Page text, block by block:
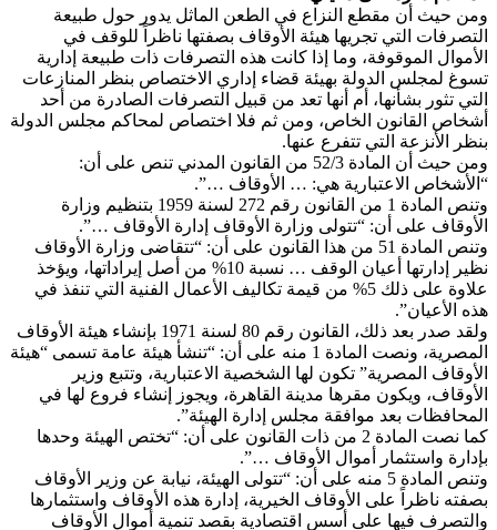
ومن حيث أن مقطع النزاع في الطعن الماثل يدور حول طبيعة
التصرفات التي تجريها هيئة الأوقاف بصفتها ناظراً للوقف في
الأموال الموقوفة، وما إذا كانت هذه التصرفات ذات طبيعة إدارية
تسوغ لمجلس الدولة بهيئة قضاء إداري الاختصاص بنظر المنازعات
التي تثور بشأنها، أم أنها تعد من قبيل التصرفات الصادرة من أحد
أشخاص القانون الخاص، ومن ثم فلا اختصاص لمحاكم مجلس الدولة
بنظر الأنزعة التي تتفرع عنها.
ومن حيث أن المادة 52/3 من القانون المدني تنص على أن:
“الأشخاص الاعتبارية هي: … الأوقاف …”.
وتنص المادة 1 من القانون رقم 272 لسنة 1959 بتنظيم وزارة
الأوقاف على أن: “تتولى وزارة الأوقاف إدارة الأوقاف …”.
وتنص المادة 51 من هذا القانون على أن: “تتقاضى وزارة الأوقاف
نظير إدارتها أعيان الوقف … نسبة 10% من أصل إيراداتها، ويؤخذ
علاوة على ذلك 5% من قيمة تكاليف الأعمال الفنية التي تنفذ في
هذه الأعيان”.
ولقد صدر بعد ذلك، القانون رقم 80 لسنة 1971 بإنشاء هيئة الأوقاف
المصرية، ونصت المادة 1 منه على أن: “تنشأ هيئة عامة تسمى “هيئة
الأوقاف المصرية” تكون لها الشخصية الاعتبارية، وتتبع وزير
الأوقاف، ويكون مقرها مدينة القاهرة، ويجوز إنشاء فروع لها في
المحافظات بعد موافقة مجلس إدارة الهيئة”.
كما نصت المادة 2 من ذات القانون على أن: “تختص الهيئة وحدها
بإدارة واستثمار أموال الأوقاف …”.
وتنص المادة 5 منه على أن: “تتولى الهيئة، نيابة عن وزير الأوقاف
بصفته ناظراً على الأوقاف الخيرية، إدارة هذه الأوقاف واستثمارها
والتصرف فيها على أسس اقتصادية بقصد تنمية أموال الأوقاف